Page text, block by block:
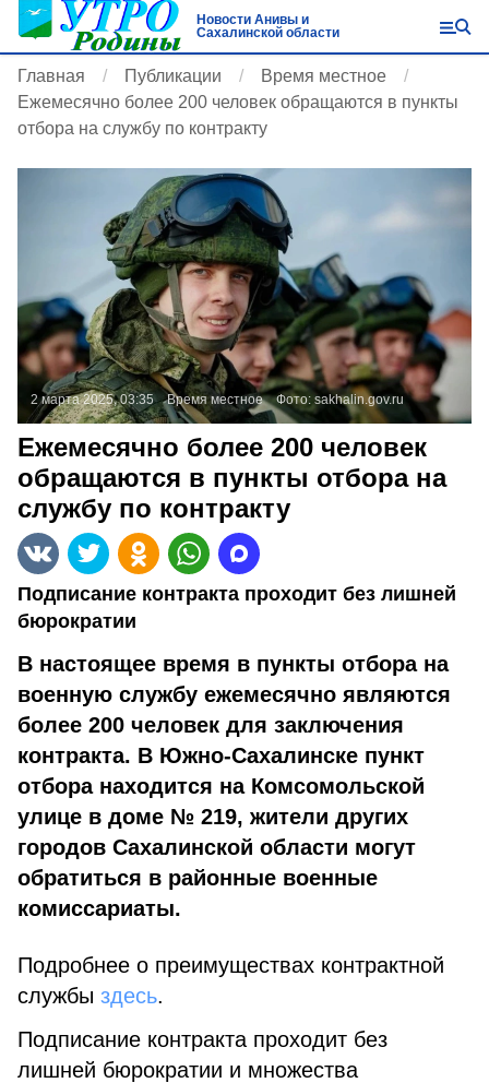
Новости Анивы и
Сахалинской области
Главная Публикации
Время местное
Ежемесячно более 200 человек обращаются в пункты
отбора на службу по контракту
2 марта 2025, 03:35 Время местное Фото: sakhalin.gov.ru
Ежемесячно более 200 человек
обращаются в пункты отбора на
службу по контракту
Подписание контракта проходит без лишней
бюрократии
В настоящее время в пункты отбора на
военную службу ежемесячно являются
более 200 человек для заключения
контракта. В Южно-Сахалинске пункт
отбора находится на Комсомольской
улице в доме № 219, жители других
городов Сахалинской области могут
обратиться в районные военные
комиссариаты.
Подробнее о преимуществах контрактной
службы здесь.
Подписание контракта проходит без
лишней бюрократии и множества